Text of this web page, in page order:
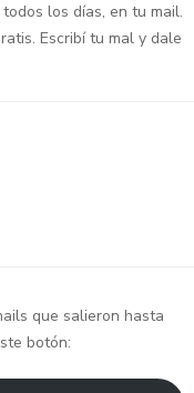
los días, en tu mail.
Escribí tu mal y dale
que salieron hasta
botón: